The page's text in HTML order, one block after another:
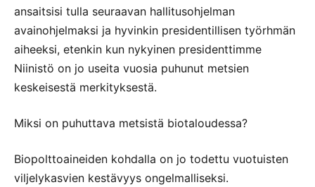
ansaitsisi tulla seuraavan hallitusohjelman
avainohjelmaksi ja hyvinkin presidentillisen työrhmän
aiheeksi, etenkin kun nykyinen presidenttimme
Niinistö on jo useita vuosia puhunut metsien
keskeisestä merkityksestä.
Miksi on puhuttava metsistä biotaloudessa?
Biopolttoaineiden kohdalla on jo todettu vuotuisten
viljelykasvien kestävyys ongelmalliseksi.